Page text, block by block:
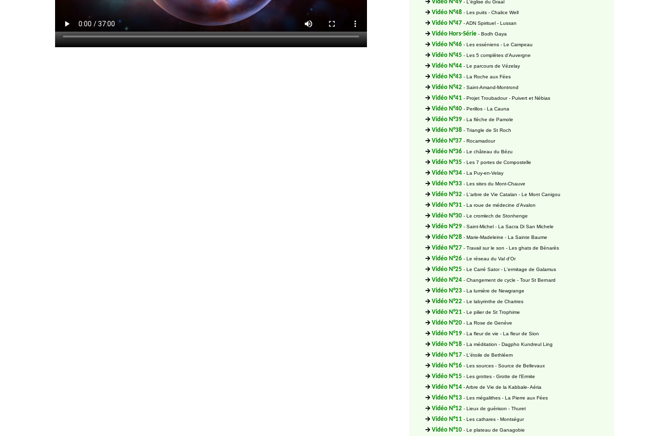
Vidéo N°49 - L'église du Graal
Vidéo N°48 - Les puits - Chalice Well
Vidéo N°47 - ADN Spirituel - Lussan
Vidéo Hors-Série - Bodh Gaya
Vidéo N°46 - Les esséniens - Le Campeau
Vidéo N°45 - Les 5 complètes d'Auvergne
Vidéo N°44 - Le parcours de Vézelay
Vidéo N°43 - La Roche aux Fées
Vidéo N°42 - Saint-Amand-Montrond
Vidéo N°41 - Projet Troubadour - Puivert et Nébias
Vidéo N°40 - Perillos - La Cauna
Vidéo N°39 - La flèche de Pamole
Vidéo N°38 - Triangle de St Roch
Vidéo N°37 - Rocamadour
Vidéo N°36 - Le château du Bézu
Vidéo N°35 - Les 7 portes de Compostelle
Vidéo N°34 - La Puy-en-Velay
Vidéo N°33 - Les sites du Mont-Chauve
Vidéo N°32 - L'arbre de Vie Catalan - Le Mont Canigou
Vidéo N°31 - La roue de médecine d'Avalon
Vidéo N°30 - Le cromlech de Stonhenge
Vidéo N°29 - Saint-Michel - La Sacra Di San Michele
Vidéo N°28 - Marie-Madeleine - La Sainte Baume
Vidéo N°27 - Travail sur le son - Les ghats de Bénarès
Vidéo N°26 - Le réseau du Val d'Or
Vidéo N°25 - Le Carré Sator - L'ermitage de Galamus
Vidéo N°24 - Changement de cycle - Tour St Bernard
Vidéo N°23 - La lumière de Newgrange
Vidéo N°22 - Le labyrinthe de Chartres
Vidéo N°21 - Le pilier de St Trophime
Vidéo N°20 - La Rose de Genève
Vidéo N°19 - La fleur de vie - La fleur de Sion
Vidéo N°18 - La méditation - Dagpho Kundreul Ling
Vidéo N°17 - L'étoile de Bethléem
Vidéo N°16 - Les sources - Source de Bellevaux
Vidéo N°15 - Les grottes - Grotte de l'Ermite
Vidéo N°14 - Arbre de Vie de la Kabbale- Aéria
Vidéo N°13 - Les mégalithes - La Pierre aux Fées
Vidéo N°12 - Lieux de guérison - Thuret
Vidéo N°11 - Les cathares - Montségur
Vidéo N°10 - Le plateau de Ganagobie